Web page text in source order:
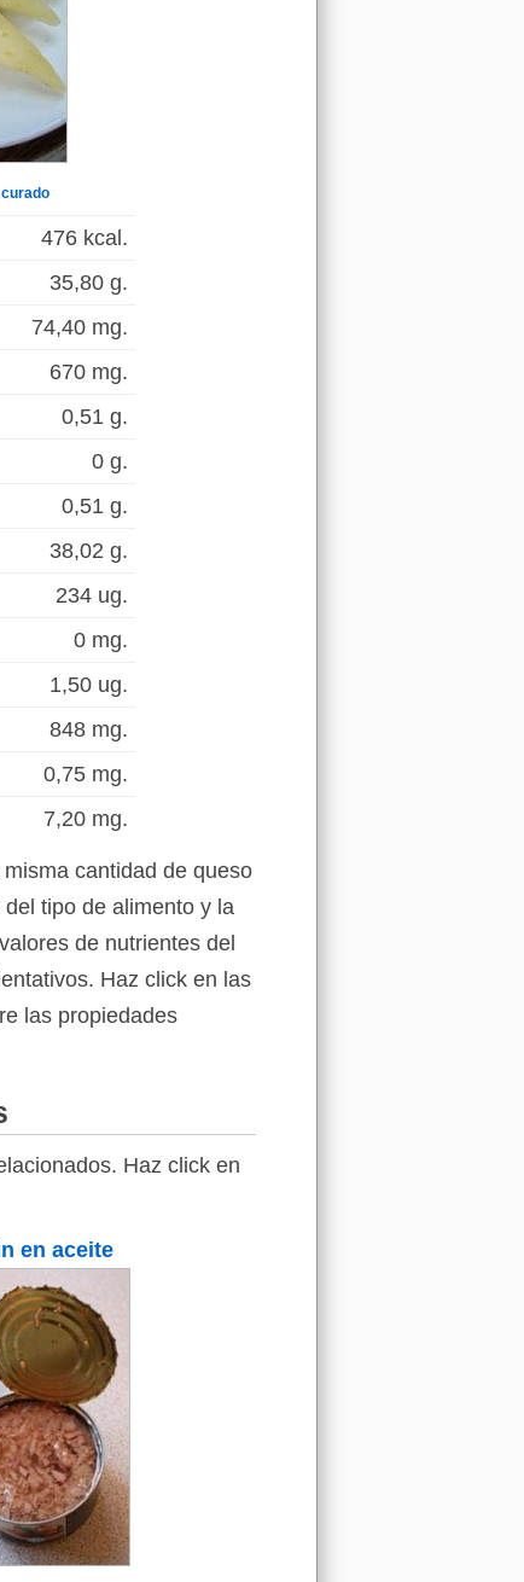
476 kcal.
35,80 g.
74,40 mg.
670 mg.
0,51 g.
0 g.
0,51 g.
38,02 g.
234 ug.
0 mg.
1,50 ug.
848 mg.
0,75 mg.
7,20 mg.
cantidad de queso
tipo de alimento y la
de nutrientes del
Haz click en las
las propiedades
Haz click en
en aceite